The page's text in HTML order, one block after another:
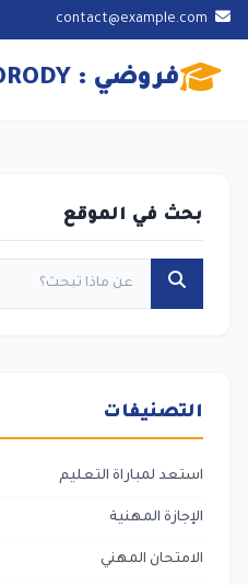
فروضي : fORODY
بحث في الموقع
التصنيفات
استعد لمباراة التعليم
الإجازة المهنية
الامتحان المهني